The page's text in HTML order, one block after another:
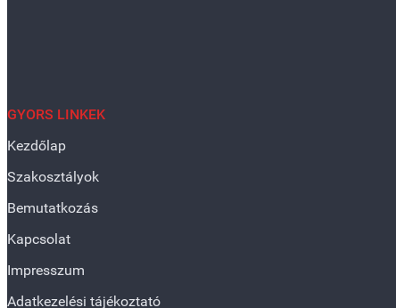
GYORS LINKEK
Kezdőlap
Szakosztályok
Bemutatkozás
Kapcsolat
Impresszum
Adatkezelési tájékoztató